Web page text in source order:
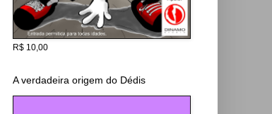
R$ 10,00
A verdadeira origem do Dédis